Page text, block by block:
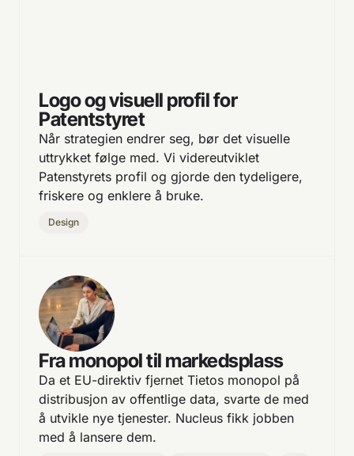
Logo og visuell profil for
Patentstyret
Når strategien endrer seg, bør det visuelle
uttrykket følge med. Vi videreutviklet
Patenstyrets profil og gjorde den tydeligere,
friskere og enklere å bruke.
Design
Fra monopol til markedsplass
Da et EU-direktiv fjernet Tietos monopol på
distribusjon av offentlige data, svarte de med
å utvikle nye tjenester. Nucleus fikk jobben
med å lansere dem.